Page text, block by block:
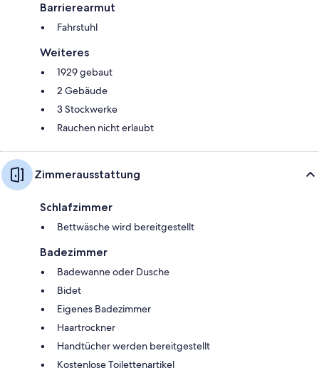
Barrierearmut
Fahrstuhl
Weiteres
1929 gebaut
2 Gebäude
3 Stockwerke
Rauchen nicht erlaubt
Zimmerausstattung
Schlafzimmer
Bettwäsche wird bereitgestellt
Badezimmer
Badewanne oder Dusche
Bidet
Eigenes Badezimmer
Haartrockner
Handtücher werden bereitgestellt
Kostenlose Toilettenartikel